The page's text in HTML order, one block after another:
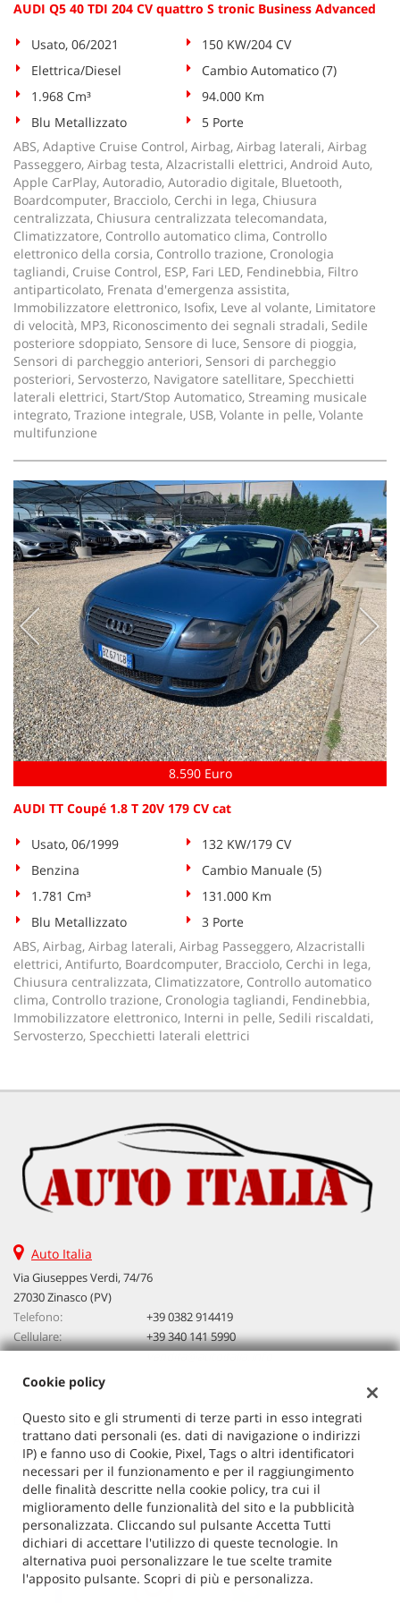
AUDI Q5 40 TDI 204 CV quattro S tronic Business Advanced
Usato, 06/2021
150 KW/204 CV
Elettrica/Diesel
Cambio Automatico (7)
1.968 Cm³
94.000 Km
Blu Metallizzato
5 Porte
ABS, Adaptive Cruise Control, Airbag, Airbag laterali, Airbag
Passeggero, Airbag testa, Alzacristalli elettrici, Android Auto,
Apple CarPlay, Autoradio, Autoradio digitale, Bluetooth,
Boardcomputer, Bracciolo, Cerchi in lega, Chiusura
centralizzata, Chiusura centralizzata telecomandata,
Climatizzatore, Controllo automatico clima, Controllo
elettronico della corsia, Controllo trazione, Cronologia
tagliandi, Cruise Control, ESP, Fari LED, Fendinebbia, Filtro
antiparticolato, Frenata d'emergenza assistita,
Immobilizzatore elettronico, Isofix, Leve al volante, Limitatore
di velocità, MP3, Riconoscimento dei segnali stradali, Sedile
posteriore sdoppiato, Sensore di luce, Sensore di pioggia,
Sensori di parcheggio anteriori, Sensori di parcheggio
posteriori, Servosterzo, Navigatore satellitare, Specchietti
laterali elettrici, Start/Stop Automatico, Streaming musicale
integrato, Trazione integrale, USB, Volante in pelle, Volante
multifunzione
8.590 Euro
AUDI TT Coupé 1.8 T 20V 179 CV cat
Usato, 06/1999
132 KW/179 CV
Benzina
Cambio Manuale (5)
1.781 Cm³
131.000 Km
Blu Metallizzato
3 Porte
ABS, Airbag, Airbag laterali, Airbag Passeggero, Alzacristalli
elettrici, Antifurto, Boardcomputer, Bracciolo, Cerchi in lega,
Chiusura centralizzata, Climatizzatore, Controllo automatico
clima, Controllo trazione, Cronologia tagliandi, Fendinebbia,
Immobilizzatore elettronico, Interni in pelle, Sedili riscaldati,
Servosterzo, Specchietti laterali elettrici
Auto Italia
Via Giuseppes Verdi, 74/76
27030 Zinasco (PV)
Telefono:
+39 0382 914419
Cellulare:
+39 340 141 5990
Email:
vendita@autoitalia.info
Dati fiscali:
Auto Italia
VIA G. VERDI 74/76, ZINASCO
C.F/P.IVA:02603520186
Registro delle imprese:PV
Cookie policy
Questo sito e gli strumenti di terze parti in esso integrati
trattano dati personali (es. dati di navigazione o indirizzi
IP) e fanno uso di Cookie, Pixel, Tags o altri identificatori
necessari per il funzionamento e per il raggiungimento
delle finalità descritte nella cookie policy, tra cui il
miglioramento delle funzionalità del sito e la pubblicità
personalizzata. Cliccando sul pulsante Accetta Tutti
dichiari di accettare l'utilizzo di queste tecnologie. In
alternativa puoi personalizzare le tue scelte tramite
l'apposito pulsante. Scopri di più e personalizza.